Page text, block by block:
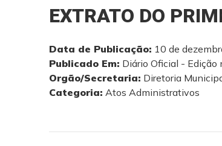
EXTRATO DO
Data de Publicação: 10 de
Publicado Em: Diário Oficial -
Orgão/Secretaria: Diretoria
Categoria: Atos Administrativos